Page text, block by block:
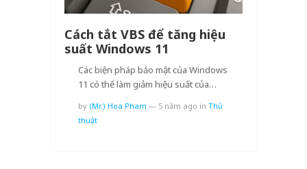
Cách tắt VBS để tăng hiệu
suất Windows 11
Các biện pháp bảo mật của Windows
11 có thể làm giảm hiệu suất của…
by (Mr.) Hoa Pham — 5 năm ago in Thủ
thuật